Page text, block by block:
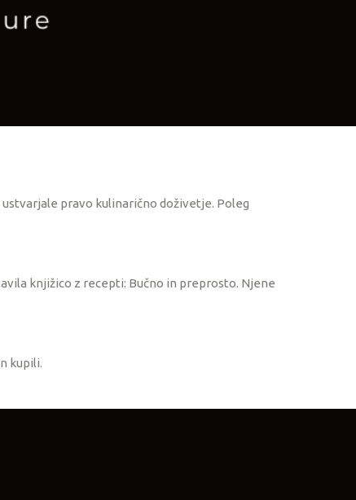
pravo kulinarično doživetje. Poleg
knjižico z recepti: Bučno in preprosto. Njene
kupili.